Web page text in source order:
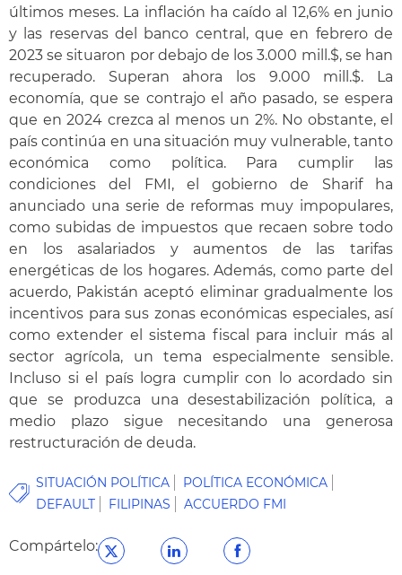
últimos meses. La inflación ha caído al 12,6% en junio
y las reservas del banco central, que en febrero de
2023 se situaron por debajo de los 3.000 mill.$, se han
recuperado. Superan ahora los 9.000 mill.$. La
economía, que se contrajo el año pasado, se espera
que en 2024 crezca al menos un 2%. No obstante, el
país continúa en una situación muy vulnerable, tanto
económica como política. Para cumplir las
condiciones del FMI, el gobierno de Sharif ha
anunciado una serie de reformas muy impopulares,
como subidas de impuestos que recaen sobre todo
en los asalariados y aumentos de las tarifas
energéticas de los hogares. Además, como parte del
acuerdo, Pakistán aceptó eliminar gradualmente los
incentivos para sus zonas económicas especiales, así
como extender el sistema fiscal para incluir más al
sector agrícola, un tema especialmente sensible.
Incluso si el país logra cumplir con lo acordado sin
que se produzca una desestabilización política, a
medio plazo sigue necesitando una generosa
restructuración de deuda.
SITUACIÓN POLÍTICA
POLÍTICA ECONÓMICA
DEFAULT
FILIPINAS ACCUERDO FMI
Compártelo: